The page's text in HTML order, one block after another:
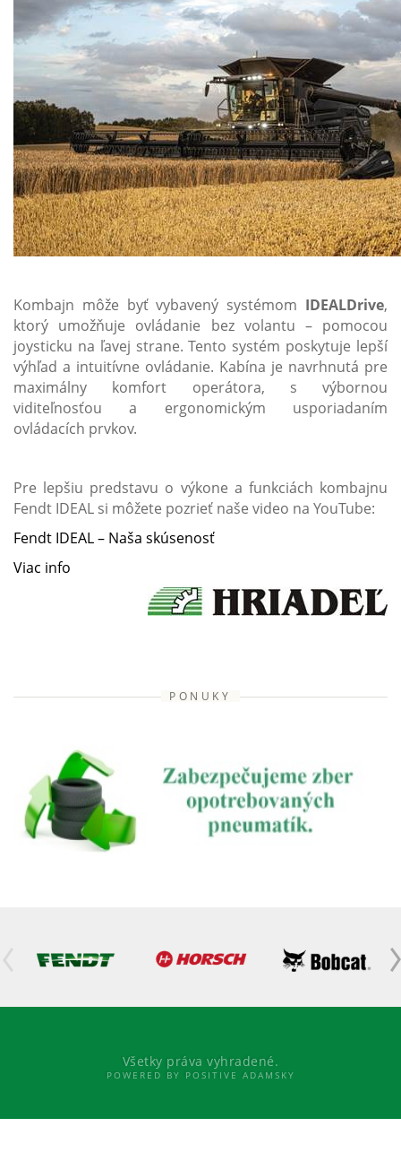
Kombajn môže byť vybavený systémom IDEALDrive,
ktorý umožňuje ovládanie bez volantu – pomocou
joysticku na ľavej strane. Tento systém poskytuje lepší
výhľad a intuitívne ovládanie. Kabína je navrhnutá pre
maximálny komfort operátora, s výbornou
viditeľnosťou a ergonomickým usporiadaním
ovládacích prvkov.
Pre lepšiu predstavu o výkone a funkciách kombajnu
Fendt IDEAL si môžete pozrieť naše video na YouTube:
Fendt IDEAL – Naša skúsenosť
Viac info
PONUKY
Všetky práva vyhradené.
POWERED BY POSITIVE ADAMSKY